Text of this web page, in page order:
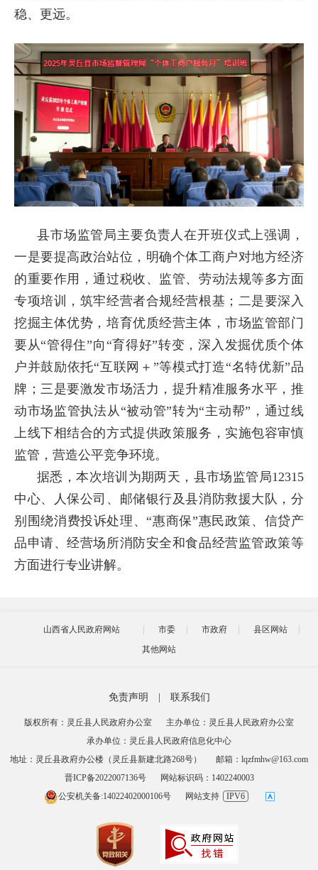
稳、更远。
县市场监管局主要负责人在开班仪式上强调，
一是要提高政治站位，明确个体工商户对地方经济
的重要作用，通过税收、监管、劳动法规等多方面
专项培训，筑牢经营者合规经营根基；二是要深入
挖掘主体优势，培育优质经营主体，市场监管部门
要从“管得住”向“育得好”转变，深入发掘优质个体
户并鼓励依托“互联网＋”等模式打造“名特优新”品
牌；三是要激发市场活力，提升精准服务水平，推
动市场监管执法从“被动管”转为“主动帮”，通过线
上线下相结合的方式提供政策服务，实施包容审慎
监管，营造公平竞争环境。
据悉，本次培训为期两天，县市场监管局12315
中心、人保公司、邮储银行及县消防救援大队，分
别围绕消费投诉处理、“惠商保”惠民政策、信贷产
品申请、经营场所消防安全和食品经营监管政策等
方面进行专业讲解。
山西省人民政府网站 市委 市政府
县区网站
其他网站
免责声明 | 联系我们
版权所有：灵丘县人民政府办公室
主办单位：灵丘县人民政府办公室
承办单位：灵丘县人民政府信息化中心
地址：灵丘县政府办公楼（灵丘县新建北路268号）
邮箱：lqzfmhw@163.com
晋ICP备2022007136号
网站标识码：1402240003
公安机关备:14022402000106号
网站支持 IPV6